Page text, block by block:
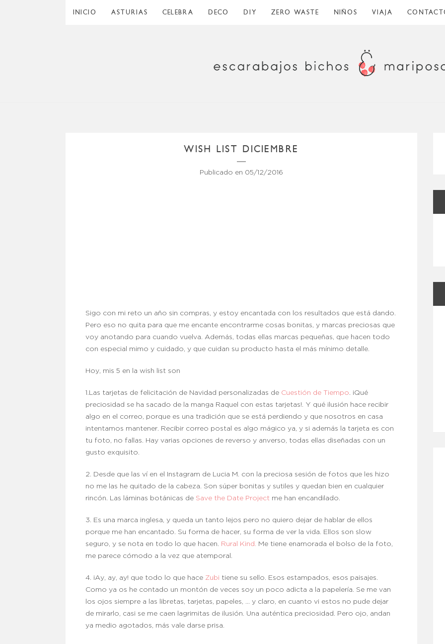
INICIO ASTURIAS CELEBRA DECO DIY ZERO WASTE NIÑOS VIAJA
WISH LIST DICIEMBRE
Publicado en 05/12/2016
Sigo con mi reto un año sin compras, y estoy encantada con los resultados que está dando.
Pero eso no quita para que me encante encontrarme cosas bonitas, y marcas preciosas que
voy anotando para cuando vuelva. Además, todas ellas marcas pequeñas, que hacen todo
con especial mimo y cuidado, y que cuidan su producto hasta el más mínimo detalle.
Hoy, mis 5 en la wish list son
1.Las tarjetas de felicitación de Navidad personalizadas de Cuestión de Tiempo . ¡Qué
preciosidad se ha sacado de la manga Raquel con estas tarjetas!. Y qué ilusión hace recibir
algo en el correo, porque es una tradición que se está perdiendo y que nosotros en casa
intentamos mantener. Recibir correo postal es algo mágico ya, y si además la tarjeta es con
tu foto, no fallas. Hay varias opciones de reverso y anverso, todas ellas diseñadas con un
gusto exquisito.
2. Desde que las ví en el Instagram de Lucia M. con la preciosa sesión de fotos que les hizo
no me las he quitado de la cabeza. Son súper bonitas y sutiles y quedan bien en cualquier
rincón. Las láminas botánicas de Save the Date Project me han encandilado.
3. Es una marca inglesa, y queda un tanto lejos pero no quiero dejar de hablar de ellos
porque me han encantado. Su forma de hacer, su forma de ver la vida. Ellos son slow
seguro, y se nota en todo lo que hacen.
Rural Kind.
Me tiene enamorada el bolso de la foto,
me parece cómodo a la vez que atemporal.
4. ¡Ay, ay, ay! que todo lo que hace Zubi tiene su sello. Esos estampados, esos paisajes.
Como ya os he contado un montón de veces soy un poco adicta a la papelería. Se me van
los ojos siempre a las libretas, tarjetas, papeles, … y claro, en cuanto vi estos no pude dejar
de mirarlo, casi se me caen lagrimitas de ilusión. Una auténtica preciosidad. Pero ojo, andan
ya medio agotados, más vale darse prisa.